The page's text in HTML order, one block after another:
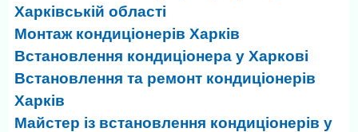
Харківській області
Монтаж кондиціонерів Харків
Встановлення кондиціонера у Харкові
Встановлення та ремонт кондиціонерів
Харків
Майстер із встановлення кондиціонерів у